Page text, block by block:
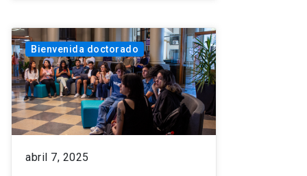
Bienvenida doctorado
abril 7, 2025